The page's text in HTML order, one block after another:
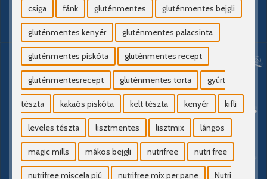
csiga fánk gluténmentes gluténmentes bejgli
gluténmentes kenyér gluténmentes palacsinta
gluténmentes piskóta gluténmentes recept
gluténmentesrecept gluténmentes torta gyúrt
tészta kakaós piskóta kelt tészta kenyér kifli
leveles tészta lisztmentes lisztmix lángos
magic mills mákos bejgli nutrifree nutri free
nutrifree miscela piú nutrifree mix per pane Nutri